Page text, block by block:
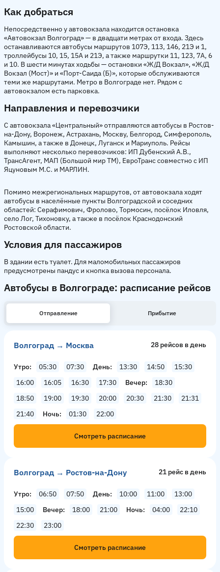
Как добраться
Непосредственно у автовокзала находится остановка
«Автовокзал Волгоград» — в двадцати метрах от входа. Здесь
останавливаются автобусы маршрутов 107Э, 113, 146, 21Э и 1,
троллейбусы 10, 15, 15А и 21Э, а также маршрутки 11, 123, 7А, 6
и 10. В шести минутах ходьбы — остановки «Ж/Д Вокзал», «Ж/Д
Вокзал (Мост)» и «Порт-Саида (Б)», которые обслуживаются
теми же маршрутами. Метро в Волгограде нет. Рядом с
автовокзалом есть парковка.
Направления и перевозчики
С автовокзала «Центральный» отправляются автобусы в Ростов-
на-Дону, Воронеж, Астрахань, Москву, Белгород, Симферополь,
Камышин, а также в Донецк, Луганск и Мариуполь. Рейсы
выполняют несколько перевозчиков: ИП Дубенский А.В.,
ТрансАгент, МАП (Большой мир ТМ), ЕвроТранс совместно с ИП
Яцуновым М.С. и МАРЛИН.
Помимо межрегиональных маршрутов, от автовокзала ходят
автобусы в населённые пункты Волгоградской и соседних
областей: Серафимович, Фролово, Тормосин, посёлок Иловля,
село Лог, Тихоновку, а также в посёлок Краснодонский
Ростовской области.
Условия для пассажиров
В здании есть туалет. Для маломобильных пассажиров
предусмотрены пандус и кнопка вызова персонала.
Автобусы в Волгограде: расписание рейсов
Отправление Прибытие
Волгоград → Москва 28 рейсов в день
Утро 05:30 07:30 День 13:30 14:50
15:30
16:00
16:05 16:30 17:30 Вечер
18:30
18:50
19:00 19:30 20:00 20:30 21:30
21:31
21:40
Ночь 01:30 22:00
Смотреть расписание
Волгоград → Ростов-на-Дону 21 рейс в день
Утро 06:50 07:50 День 10:00 11:00
13:00
15:00
Вечер 18:00 21:00 Ночь 04:00
22:10
22:30
23:00
Смотреть расписание